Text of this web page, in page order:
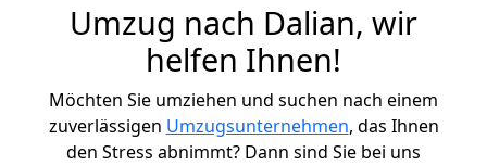
Umzug nach Dalian, wir
helfen Ihnen!
Möchten Sie umziehen und suchen nach einem
zuverlässigen Umzugsunternehmen, das Ihnen
den Stress abnimmt? Dann sind Sie bei uns